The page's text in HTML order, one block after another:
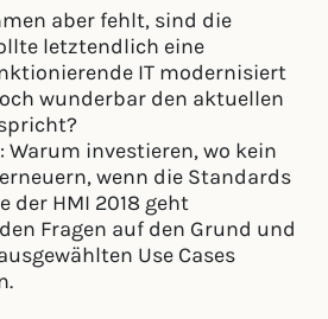
aber fehlt, sind die
letztendlich eine
IT modernisiert
wunderbar den aktuellen
Warum investieren, wo kein
wenn die Standards
der HMI 2018 geht
Fragen auf den Grund und
Use Cases